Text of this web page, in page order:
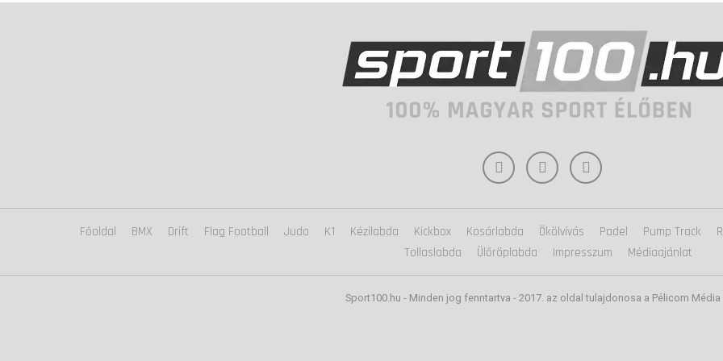
Főoldal BMX Drift Flag Football Judo K1 Kézilabda Kickbox Kosárlabda Ökölvívás Padel Pump Track
Tollaslabda
Ülőröplabda Impresszum Médiaajánlat
Sport100.hu - Minden jog fenntartva - 2017. az oldal tulajdonosa a Pélicom Média